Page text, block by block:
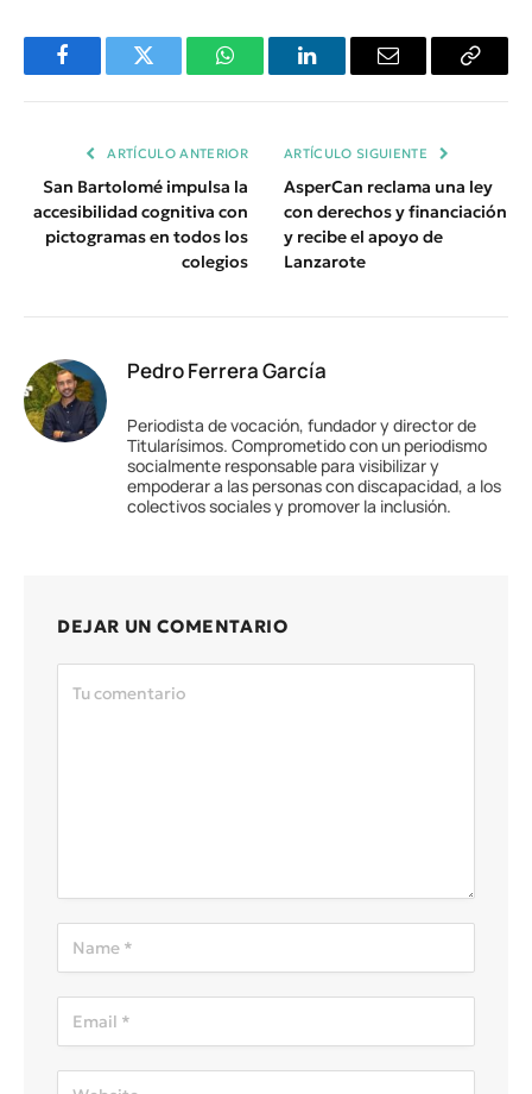
FacebookTwitter WhatsAppLinkedInEmail
Copiar
ARTÍCULO ANTERIOR
San Bartolomé impulsa la
accesibilidad cognitiva con
pictogramas en todos los
colegios
ARTÍCULO SIGUIENTE
AsperCan reclama una ley
con derechos y financiación
y recibe el apoyo de
Lanzarote
Pedro Ferrera García
Periodista de vocación, fundador y director de
Titularísimos. Comprometido con un periodismo
socialmente responsable para visibilizar y
empoderar a las personas con discapacidad, a los
colectivos sociales y promover la inclusión.
DEJAR UN COMENTARIO